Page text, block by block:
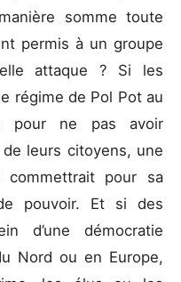
somme toute
permis à un groupe
attaque ? Si les
régime de Pol Pot au
pour ne pas avoir
leurs citoyens, une
commettrait pour sa
pouvoir. Et si des
d’une démocratie
Nord ou en Europe,